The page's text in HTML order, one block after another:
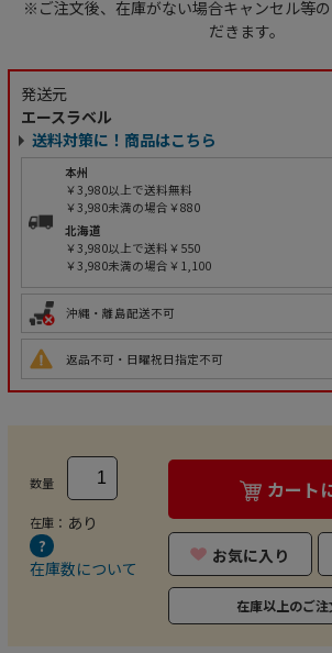
※ご注文後、在庫がない場合キャンセル等
だきます。
発送元
エースラベル
送料対策に！商品はこちら
本州
￥3,980以上で送料無料
￥3,980未満の場合￥880
北海道
￥3,980以上で送料￥550
￥3,980未満の場合￥1,100
沖縄・離島配送不可
返品不可・日曜祝日指定不可
数量
在庫： あり
在庫数について
カート
お気に入り
在庫以上のご